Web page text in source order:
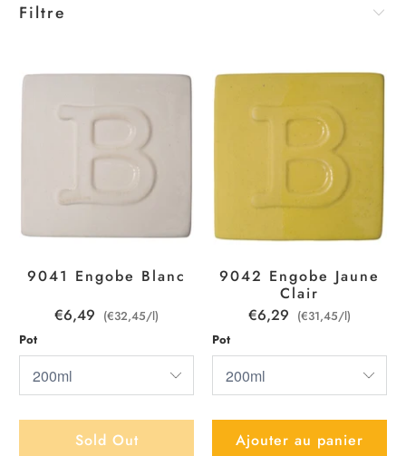
Filtre
9041 Engobe Blanc
€6,49 (€32,45/l)
Pot
Sold Out
9042 Engobe Jaune
Clair
€6,29 (€31,45/l)
Pot
Ajouter au panier